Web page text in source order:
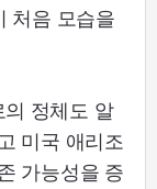
처음 모습을
정체도 알
미국 애리조
가능성을 증